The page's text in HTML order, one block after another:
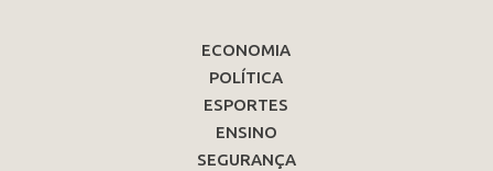
ECONOMIA
POLÍTICA
ESPORTES
ENSINO
SEGURANÇA